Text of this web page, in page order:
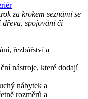
za krokem seznámí se
dřeva, spojování či
řezbářství a
nástroje, které dodají
nábytek a
rozměrů a